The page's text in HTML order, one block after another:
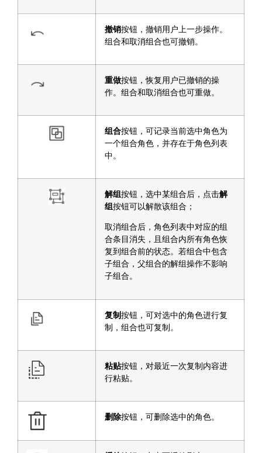
撤销按钮，撤销用户上一步操作。
组合和取消组合也可撤销。
重做按钮，恢复用户已撤销的操
作。组合和取消组合也可重做。
组合按钮，可记录当前选中角色为
一个组合角色，并存在于角色列表
中。
解组按钮，选中某组合后，点击解
组按钮可以解散该组合；
取消组合后，角色列表中对应的组
合条目消失，且组合内所有角色恢
复到组合前的状态。若组合中包含
子组合，父组合的解组操作不影响
子组合。
复制按钮，可对选中的角色进行复
制，组合也可复制。
粘贴按钮，对最近一次复制内容进
行粘贴。
删除按钮，可删除选中的角色。